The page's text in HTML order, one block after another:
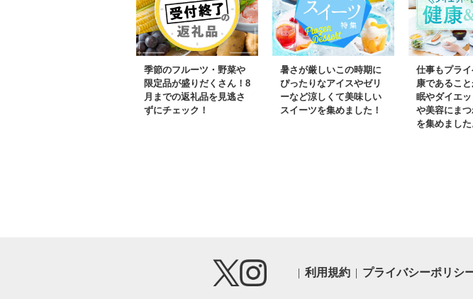
天然素材 京都 京丹波町
京丹波自然工房 常温
ふるさと
季節のフルーツ・野菜や
限定品が盛りだくさん！8
月までの返礼品を見逃さ
ずにチェック！
暑さが厳しいこの時期に
ぴったりなアイスやゼリ
ーなど涼しくて美味しい
スイーツを集めました！
仕事もプラ
康であるこ
眠やダイエ
や美容にま
を集めました
利用規約 プライバシーポリシ